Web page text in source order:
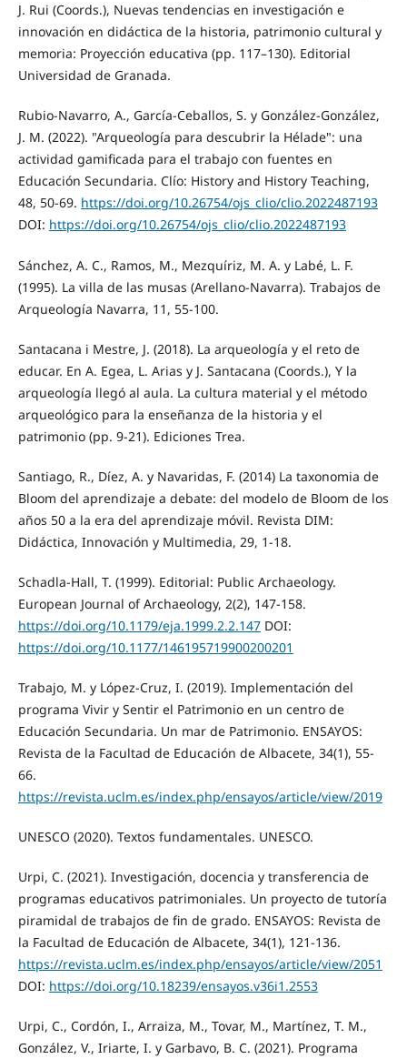
J. Rui (Coords.), Nuevas tendencias en investigación e
innovación en didáctica de la historia, patrimonio cultural y
memoria: Proyección educativa (pp. 117–130). Editorial
Universidad de Granada.
Rubio-Navarro, A., García-Ceballos, S. y González-González,
J. M. (2022). "Arqueología para descubrir la Hélade": una
actividad gamificada para el trabajo con fuentes en
Educación Secundaria. Clío: History and History Teaching,
48, 50-69. https://doi.org/10.26754/ojs_clio/clio.2022487193
DOI: https://doi.org/10.26754/ojs_clio/clio.2022487193
Sánchez, A. C., Ramos, M., Mezquíriz, M. A. y Labé, L. F.
(1995). La villa de las musas (Arellano-Navarra). Trabajos de
Arqueología Navarra, 11, 55-100.
Santacana i Mestre, J. (2018). La arqueología y el reto de
educar. En A. Egea, L. Arias y J. Santacana (Coords.), Y la
arqueología llegó al aula. La cultura material y el método
arqueológico para la enseñanza de la historia y el
patrimonio (pp. 9-21). Ediciones Trea.
Santiago, R., Díez, A. y Navaridas, F. (2014) La taxonomia de
Bloom del aprendizaje a debate: del modelo de Bloom de los
años 50 a la era del aprendizaje móvil. Revista DIM:
Didáctica, Innovación y Multimedia, 29, 1-18.
Schadla-Hall, T. (1999). Editorial: Public Archaeology.
European Journal of Archaeology, 2(2), 147-158.
https://doi.org/10.1179/eja.1999.2.2.147DOI:
https://doi.org/10.1177/146195719900200201
Trabajo, M. y López-Cruz, I. (2019). Implementación del
programa Vivir y Sentir el Patrimonio en un centro de
Educación Secundaria. Un mar de Patrimonio. ENSAYOS:
Revista de la Facultad de Educación de Albacete, 34(1), 55-
66.
https://revista.uclm.es/index.php/ensayos/article/view/2019
UNESCO (2020). Textos fundamentales. UNESCO.
Urpi, C. (2021). Investigación, docencia y transferencia de
programas educativos patrimoniales. Un proyecto de tutoría
piramidal de trabajos de fin de grado. ENSAYOS: Revista de
la Facultad de Educación de Albacete, 34(1), 121-136.
https://revista.uclm.es/index.php/ensayos/article/view/2051
DOI: https://doi.org/10.18239/ensayos.v36i1.2553
Urpi, C., Cordón, I., Arraiza, M., Tovar, M., Martínez, T. M.,
González, V., Iriarte, I. y Garbavo, B. C. (2021). Programa